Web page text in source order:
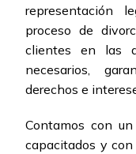
representación
proceso de
clientes en las
necesarios,
derechos e
Contamos con
capacitados y